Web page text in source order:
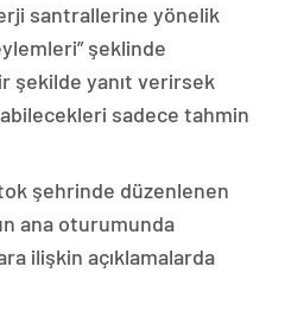
santrallerine yönelik
şeklinde
şekilde yanıt verirsek
sadece tahmin
şehrinde düzenlenen
ana oturumunda
ilişkin açıklamalarda